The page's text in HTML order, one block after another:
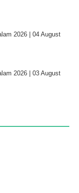
2026 | 04 August
2026 | 03 August